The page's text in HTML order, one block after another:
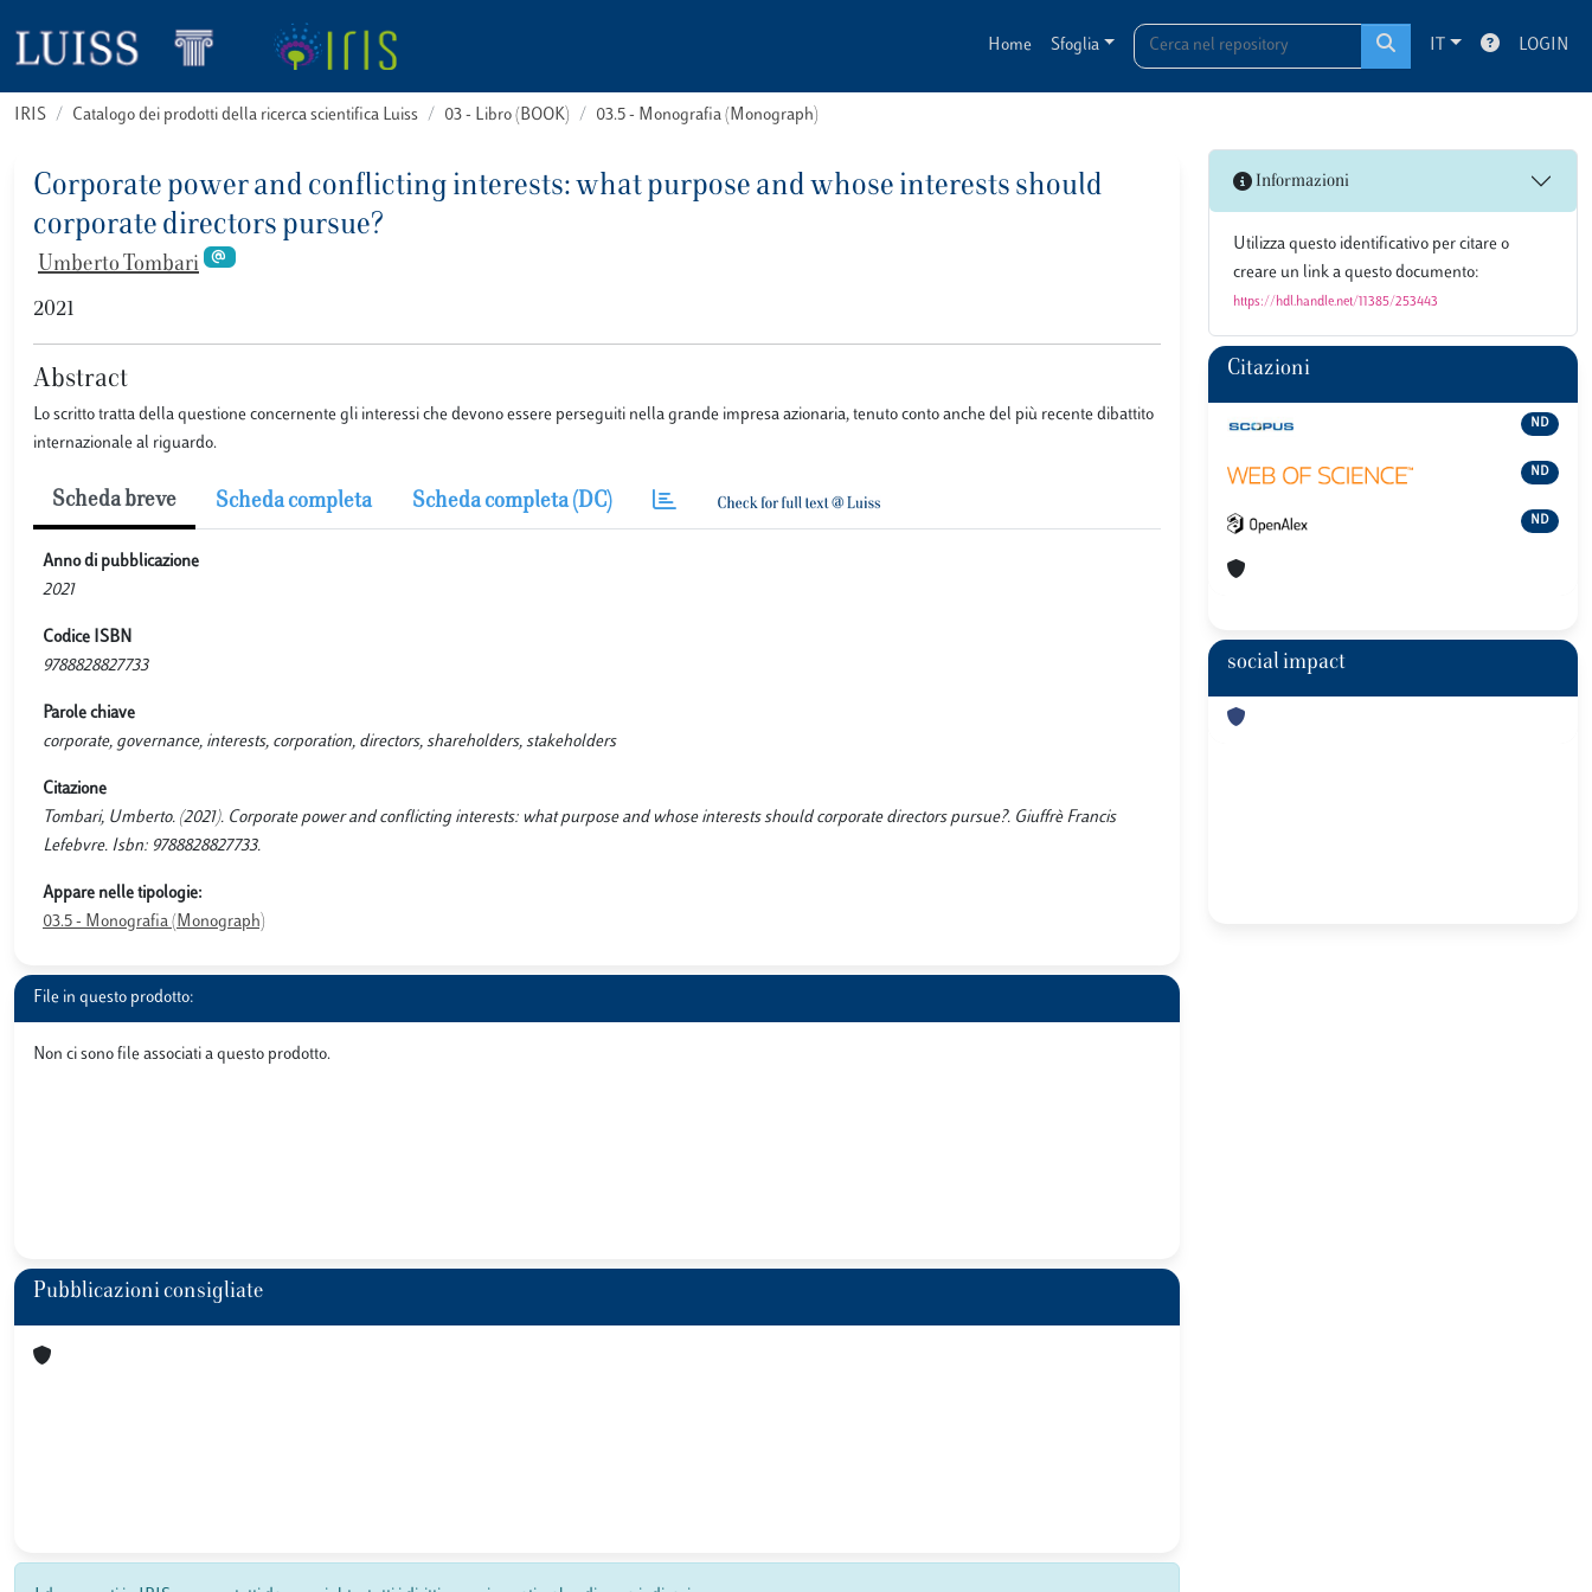
Home Sfoglia IT LOGIN
IRIS Catalogo dei prodotti della ricerca scientifica Luiss 03 - Libro (BOOK) 03.5 - Monografia (Monograph)
Corporate power and conflicting interests: what purpose and whose interests should
corporate directors pursue?
Umberto Tombari
2021
Abstract
Lo scritto tratta della questione concernente gli interessi che devono essere perseguiti nella grande impresa azionaria, tenuto conto anche del più recente dibattito
internazionale al riguardo.
Scheda breve Scheda completa Scheda completa (DC)
Anno di pubblicazione
2021
Codice ISBN
9788828827733
Parole chiave
corporate, governance, interests, corporation, directors, shareholders, stakeholders
Citazione
Tombari, Umberto. (2021). Corporate power and conflicting interests: what purpose and whose interests should corporate directors pursue?. Giuffrè Francis
Lefebvre. Isbn: 9788828827733.
Appare nelle tipologie:
03.5 - Monografia (Monograph)
File in questo prodotto:
Non ci sono file associati a questo prodotto.
Pubblicazioni consigliate
Informazioni
Utilizza questo identificativo per citare o
creare un link a questo documento:
https://hdl.handle.net/11385/253443
Citazioni
ND
ND
ND
social impact